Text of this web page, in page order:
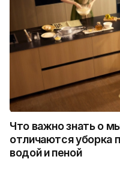
Что важно знать о
отличаются уборка
водой и пеной